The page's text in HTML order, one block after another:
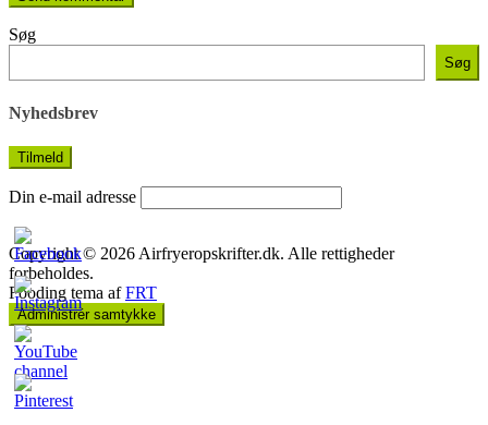
Søg
Søg
Nyhedsbrev
Din e-mail adresse
Copyright © 2026 Airfryeropskrifter.dk. Alle rettigheder
forbeholdes.
Fooding tema afFRT
Administrér samtykke